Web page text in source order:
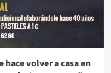
hace volver a casa en